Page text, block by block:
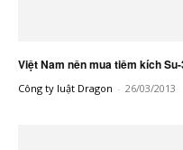
Việt Nam nên mua tiêm kích
Công ty luật Dragon - 26/03/2013